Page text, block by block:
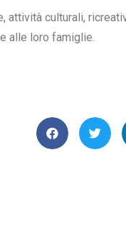
attività culturali,
alle loro famiglie.